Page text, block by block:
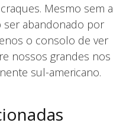
Mesmo sem a
ser abandonado por
o consolo de ver
nossos grandes nos
sul-americano.